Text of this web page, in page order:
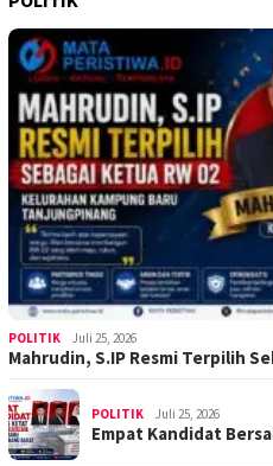
POLITIK Juli 25, 2026
Mahrudin, S.IP Resmi Terpilih
POLITIK Juli 25, 2026
Empat Kandidat